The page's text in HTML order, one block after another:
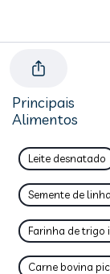
Principais
Alimentos
Leite desnatado
Semente de
Farinha de trigo
Carne bovina